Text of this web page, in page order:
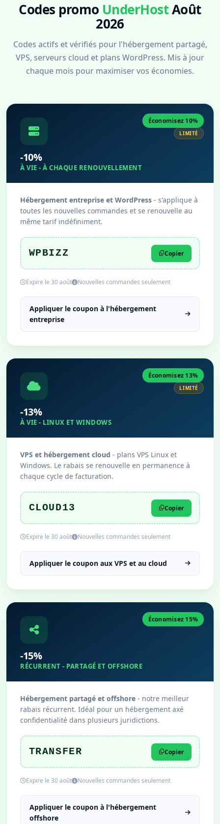
Codes promo UnderHostAoût
2026
Codes actifs et vérifiés pour l'hébergement partagé,
VPS, serveurs cloud et plans WordPress. Mis à jour
chaque mois pour maximiser vos économies.
Économisez 10%
LIMITÉ
-10%
À VIE - À CHAQUE RENOUVELLEMENT
Hébergement entreprise et WordPress - s'applique à
toutes les nouvelles commandes et se renouvelle au
même tarif indéfiniment.
WPBIZZ Copier
Expire le 30 août Nouvelles commandes seulement
Appliquer le coupon à l'hébergement
entreprise
Économisez 13%
LIMITÉ
-13%
À VIE - LINUX ET WINDOWS
VPS et hébergement cloud - plans VPS Linux et
Windows. Le rabais se renouvelle en permanence à
chaque cycle de facturation.
CLOUD13 Copier
Expire le 30 août Nouvelles commandes seulement
Appliquer le coupon aux VPS et au cloud
Économisez 15%
-15%
RÉCURRENT - PARTAGÉ ET OFFSHORE
Hébergement partagé et offshore - notre meilleur
rabais récurrent. Idéal pour un hébergement axé
confidentialité dans plusieurs juridictions.
TRANSFER Copier
Expire le 30 août Nouvelles commandes seulement
Appliquer le coupon à l'hébergement
offshore